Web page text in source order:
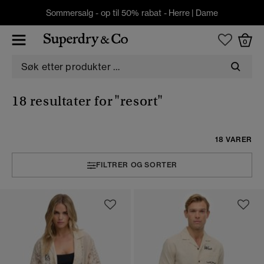
Sommersalg - op til 50% rabat - Herre | Dame
0
18 resultater for"resort"
18 VARER
FILTRER OG SORTER